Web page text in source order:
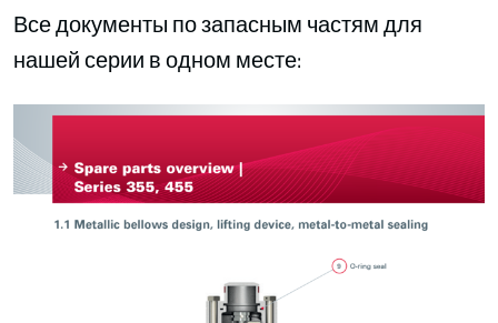
Все документы по запасным частям для
нашей серии в одном месте: